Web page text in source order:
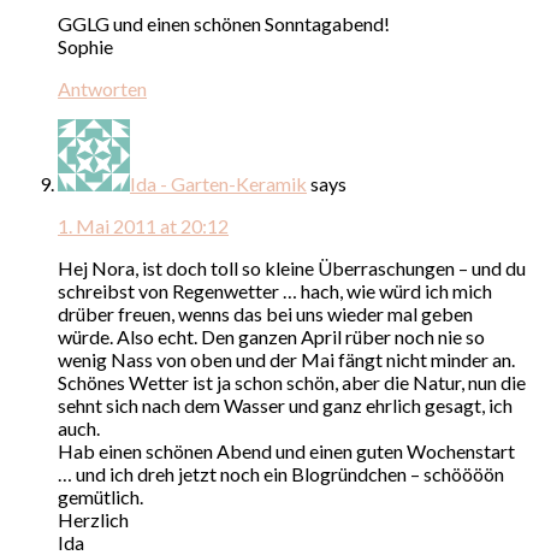
GGLG und einen schönen Sonntagabend!
Sophie
Antworten
Ida - Garten-Keramik says
1. Mai 2011 at 20:12
Hej Nora, ist doch toll so kleine Überraschungen – und du
schreibst von Regenwetter … hach, wie würd ich mich
drüber freuen, wenns das bei uns wieder mal geben
würde. Also echt. Den ganzen April rüber noch nie so
wenig Nass von oben und der Mai fängt nicht minder an.
Schönes Wetter ist ja schon schön, aber die Natur, nun die
sehnt sich nach dem Wasser und ganz ehrlich gesagt, ich
auch.
Hab einen schönen Abend und einen guten Wochenstart
… und ich dreh jetzt noch ein Blogründchen – schöööön
gemütlich.
Herzlich
Ida